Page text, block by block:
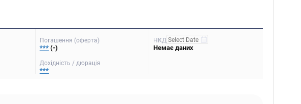
Погашення (оферта)
*** (-)
НКД
Немає даних
Дохідність / дюрація
***